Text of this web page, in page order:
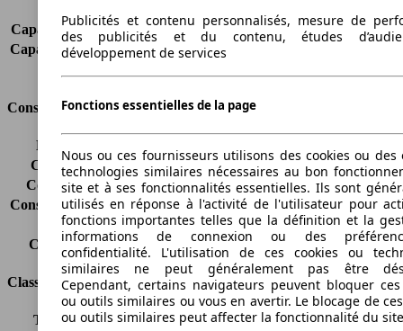
Capacité de remorquage (sans freins) 750 kg
Capacité de remorquage (avec freins)
Consommation
Émissions de CO2*
Consommation (ville)
11.2 l/100km
Consommation (route)
6.7 l/100km
Consommation (combinée)* 8.3 l/100km
Classe d'émissions
Euro 5
Capacité du réservoir
70 l
Classes d'assurance
Tous risques
-
Publicités et contenu personnalisés, mesure de
des publicités et du contenu, études
développement de services
Fonctions essentielles de la page
Nous ou ces fournisseurs utilisons des cookies ou des
technologies similaires nécessaires au bon
site et à ses fonctionnalités essentielles. Ils sont
utilisés en réponse à l'activité de l'utilisateur pour
fonctions importantes telles que la définition et la
informations de connexion ou des
confidentialité. L'utilisation de ces cookies ou
similaires ne peut généralement pas être
Cependant, certains navigateurs peuvent bloquer ces
ou outils similaires ou vous en avertir. Le blocage de
ou outils similaires peut affecter la fonctionnalité du